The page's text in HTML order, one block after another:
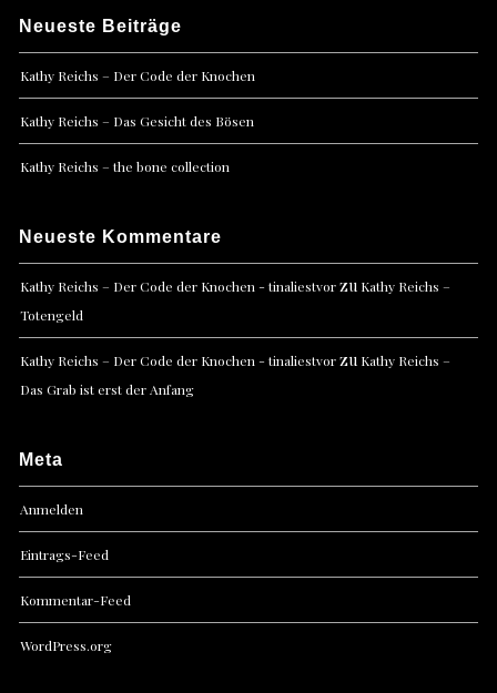
Neueste Beiträge
Kathy Reichs – Der Code der Knochen
Kathy Reichs – Das Gesicht des Bösen
Kathy Reichs – the bone collection
Neueste Kommentare
Kathy Reichs – Der Code der Knochen - tinaliestvorzu Kathy Reichs –
Totengeld
Kathy Reichs – Der Code der Knochen - tinaliestvorzu Kathy Reichs –
Das Grab ist erst der Anfang
Meta
Anmelden
Eintrags-Feed
Kommentar-Feed
WordPress.org